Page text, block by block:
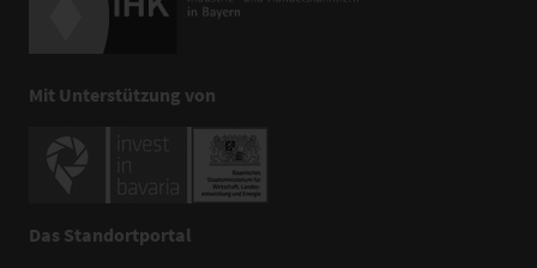
Mit Unterstützung von
Das Standortportal